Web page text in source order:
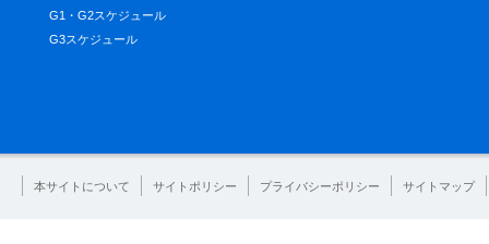
G1・G2スケジュール
G3スケジュール
本サイトについて サイトポリシー プライバシーポリシー サイトマップ